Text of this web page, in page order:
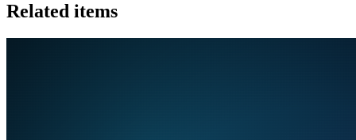
Related items